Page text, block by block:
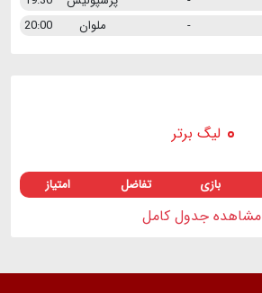
- ملوان 20:00
لیگ برتر
بازی تفاضل امتیاز
مشاهده جدول کامل